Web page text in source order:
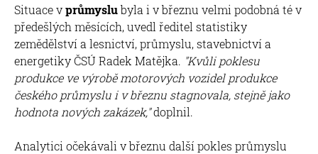
Situace vprůmyslubyla i v březnu velmi podobná té v
předešlých měsících, uvedl ředitel statistiky
zemědělství a lesnictví, průmyslu, stavebnictví a
energetiky ČSÚ Radek Matějka. "Kvůli poklesu
produkce ve výrobě motorových vozidel produkce
českého průmyslu i v březnu stagnovala, stejně jako
hodnota nových zakázek,"doplnil.
Analytici očekávali v březnu další pokles průmyslu